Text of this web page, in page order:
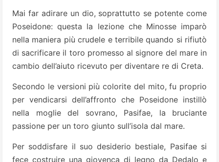
Mai far adirare un dio, soprattutto se potente come
Poseidone: questa la lezione che Minosse imparò
nella maniera più crudele e terribile quando si rifiutò
di sacrificare il toro promesso al signore del mare in
cambio dell’aiuto ricevuto per diventare re di Creta.
Secondo le versioni più colorite del mito, fu proprio
per vendicarsi dell’affronto che Poseidone instillò
nella moglie del sovrano, Pasifae, la bruciante
passione per un toro giunto sull’isola dal mare.
Per soddisfare il suo desiderio bestiale, Pasifae si
fece costruire una giovenca di legno da Dedalo e